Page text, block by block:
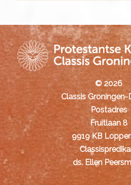
© 2026
Classis Groningen-
Postadres
Fruitlaan 8
9919 KB
ds. Ellen